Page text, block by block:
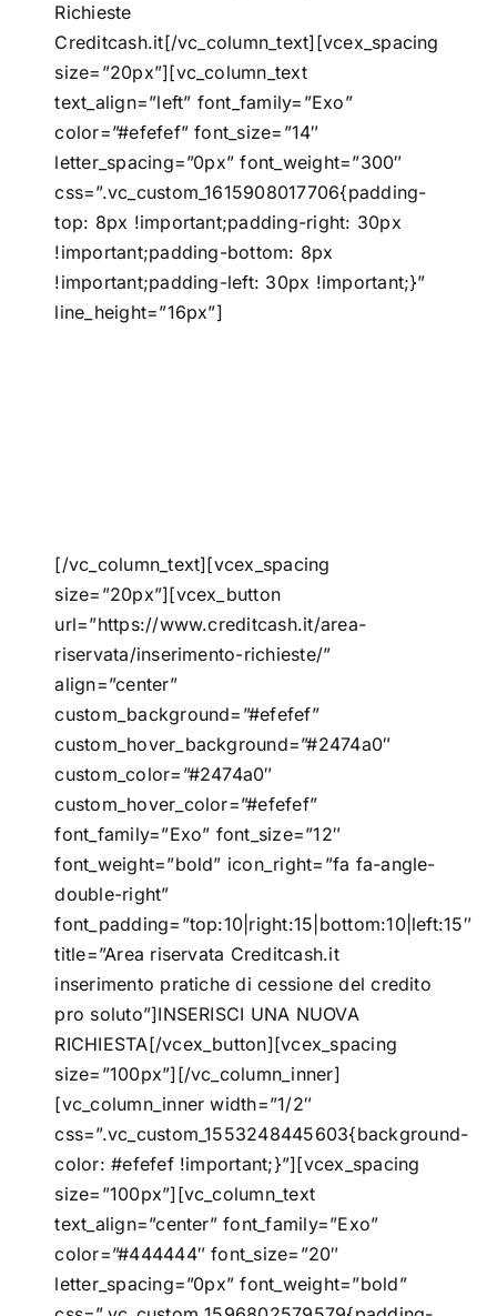
Richieste
Creditcash.it[/vc_column_text][vcex_spacing
size=”20px”][vc_column_text
text_align=”left” font_family=”Exo”
color=”#efefef” font_size=”14″
letter_spacing=”0px” font_weight=”300″
css=”.vc_custom_1615908017706{padding-
top: 8px !important;padding-right: 30px
!important;padding-bottom: 8px
!important;padding-left: 30px !important;}”
line_height=”16px”]
[/vc_column_text][vcex_spacing
size=”20px”][vcex_button
url=”https://www.creditcash.it/area-
riservata/inserimento-richieste/”
align=”center”
custom_background=”#efefef”
custom_hover_background=”#2474a0″
custom_color=”#2474a0″
custom_hover_color=”#efefef”
font_family=”Exo” font_size=”12″
font_weight=”bold” icon_right=”fa fa-angle-
double-right”
font_padding=”top:10|right:15|bottom:10|left:15″
title=”Area riservata Creditcash.it
inserimento pratiche di cessione del credito
pro soluto”]INSERISCI UNA NUOVA
RICHIESTA[/vcex_button][vcex_spacing
size=”100px”][/vc_column_inner]
[vc_column_inner width=”1/2″
css=”.vc_custom_1553248445603{background-
color: #efefef !important;}”][vcex_spacing
size=”100px”][vc_column_text
text_align=”center” font_family=”Exo”
color=”#444444″ font_size=”20″
letter_spacing=”0px” font_weight=”bold”